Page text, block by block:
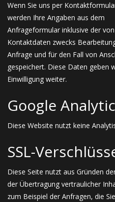
Wenn Sie uns per
werden Ihre Angaben aus dem
Anfrageformular inklusive der
Kontaktdaten zwecks
Anfrage und für den Fall von
gespeichert. Diese Daten geben
Einwilligung weiter.
Google
Diese Website nutzt keine
SSL-
Diese Seite nutzt aus Gründen
der Übertragung vertraulicher
zum Beispiel der Anfragen, die